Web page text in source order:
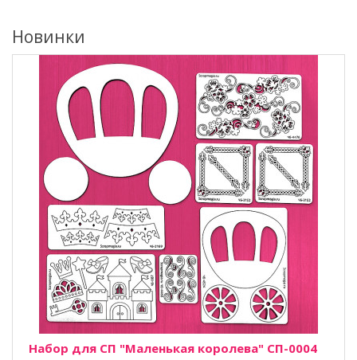
Новинки
Набор для СП "Маленькая королева" СП-0004